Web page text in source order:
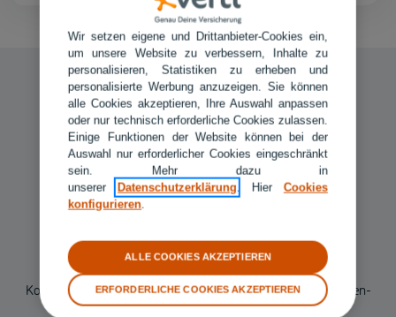
Garantie
6 Jahren Garantie auf ausgeführte Reparaturleistungen
Service
Kostenloser Hol- und Bringservice Ihres Fahrzeugs inkl. Innen-
und Außenreinigung
Wir setzen eigene und Drittanbieter-Cookies ein,
um unsere Website zu verbessern, Inhalte zu
personalisieren, Statistiken zu erheben und
personalisierte Werbung anzuzeigen. Sie können
alle Cookies akzeptieren, Ihre Auswahl anpassen
oder nur technisch erforderliche Cookies zulassen.
Einige Funktionen der Website können bei der
Auswahl nur erforderlicher Cookies eingeschränkt
sein. Mehr dazu in
unsererDatenschutzerklärung. Hier Cookies
konfigurieren.
ERFORDERLICHE COOKIES AKZEPTIEREN
ALLE COOKIES AKZEPTIEREN